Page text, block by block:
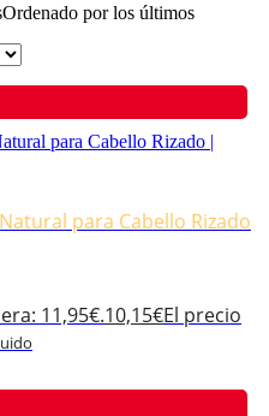
Ordenado por los últimos
para Cabello Rizado
11,95€.10,15€El precio